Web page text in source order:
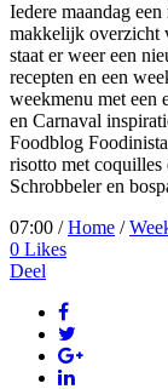
Iedere maandag
makkelijk overzicht
staat er weer een
recepten en een
weekmenu met een
en Carnaval
Foodblog
risotto met coquilles
Schrobbeler en
07:00 /Home /
0 Likes
Deel